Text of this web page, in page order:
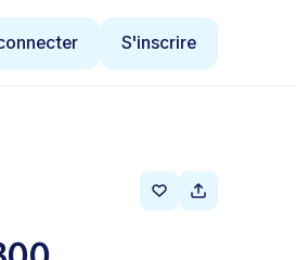
connecter S'inscrire